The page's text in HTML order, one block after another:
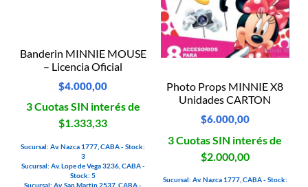
Banderin MINNIE MOUSE
– Licencia Oficial
$4.000,00
3 Cuotas SIN interés de
$1.333,33
Sucursal: Av. Nazca 1777, CABA - Stock:
3
Sucursal: Av. Lope de Vega 3236, CABA -
Stock: 5
Sucursal: Av. San Martin 2537, CABA -
Photo Props MINNIE X8
Unidades CARTON
$6.000,00
3 Cuotas SIN interés de
$2.000,00
Sucursal: Av. Nazca 1777, CABA - Stock: